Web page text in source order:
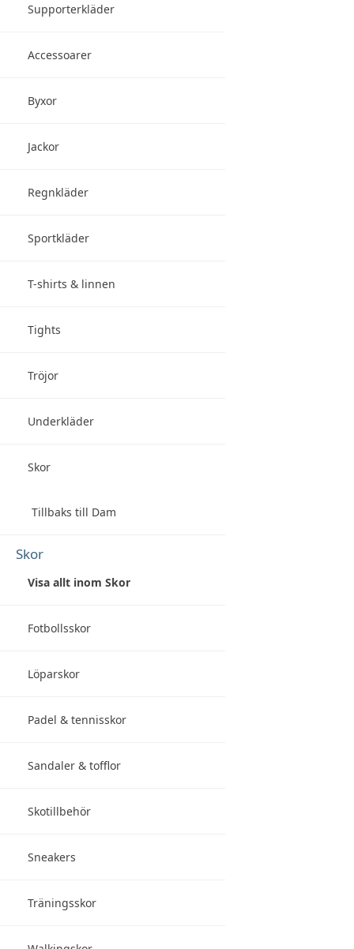
Supporterkläder
Accessoarer
Byxor
Jackor
Regnkläder
Sportkläder
T-shirts & linnen
Tights
Tröjor
Underkläder
Skor
Tillbaks till Dam
Skor
Visa allt inom Skor
Fotbollsskor
Löparskor
Padel & tennisskor
Sandaler & tofflor
Skotillbehör
Sneakers
Träningsskor